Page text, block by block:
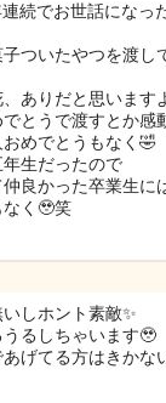
続でお世話になっ
ついたやつを渡し
ありだと思います
とうで渡すとか感
めでとうもなく🤣
生だったので
良かった卒業生に
く🥹笑
しホント素敵✨
るしちゃいます🥹
げてる方はきかな